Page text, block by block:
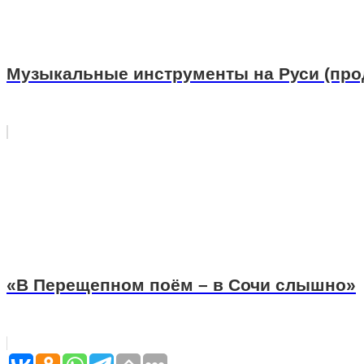
Музыкальные инструменты на Руси
«В Перещепном поём – в Сочи слышно»